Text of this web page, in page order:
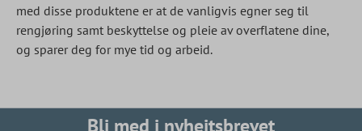
med disse produktene er at de vanligvis egner seg til
rengjøring samt beskyttelse og pleie av overflatene dine,
og sparer deg for mye tid og arbeid.
Bli med i nyheitsbrevet